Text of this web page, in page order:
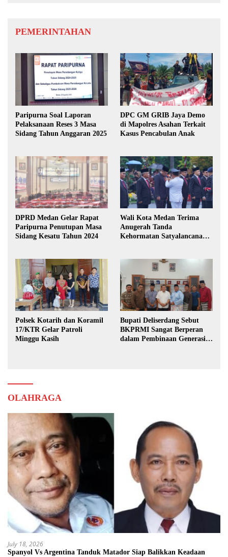
PEMERINTAHAN
Paripurna Soal Laporan
Pelaksanaan Reses 3 Masa
Sidang Tahun Anggaran 2025
DPC GM GRIB Jaya Demo
di Mapolres Asahan Terkait
Kasus Pencabulan Anak
DPRD Medan Gelar Rapat
Paripurna Penutupan Masa
Sidang Kesatu Tahun 2024
Wali Kota Medan Terima
Anugerah Tanda
Kehormatan Satyalancana
Polsek Kotarih dan Koramil
17/KTR Gelar Patroli
Minggu Kasih
Bupati Deliserdang Sebut
BKPRMI Sangat Berperan
dalam Pembinaan Generasi
OLAHRAGA
July 18, 2026
Spanyol Vs Argentina Tanduk Matador Siap Balikkan Keadaan